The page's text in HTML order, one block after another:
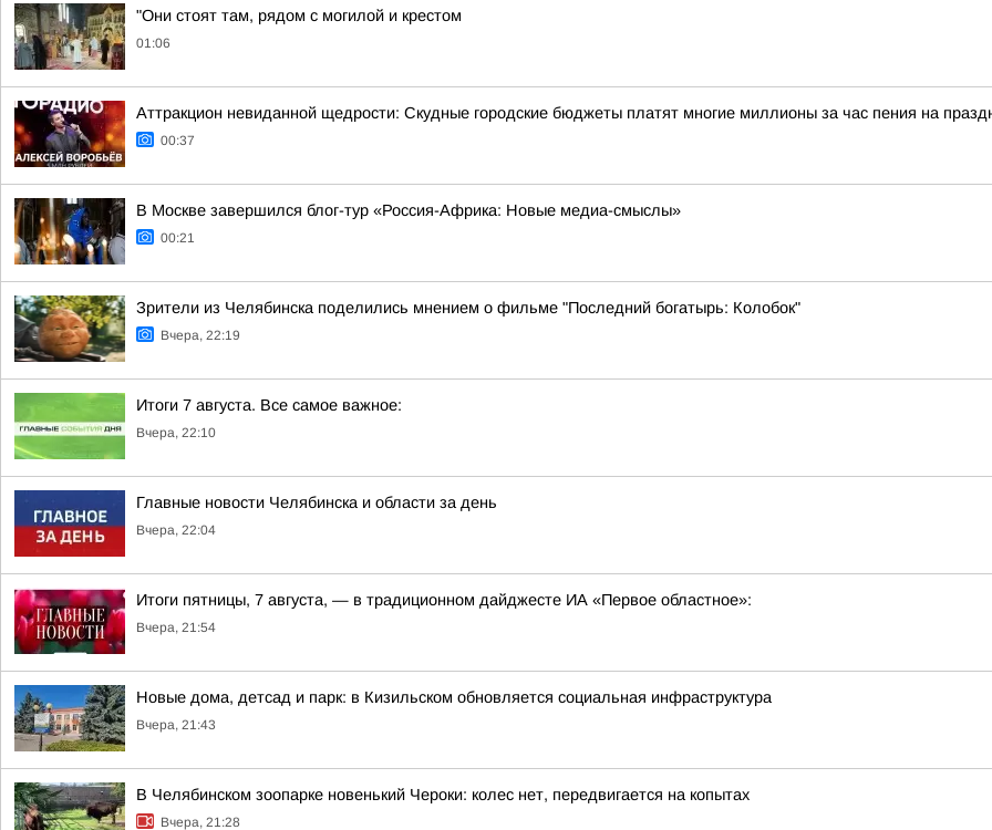
"Они стоят там, рядом с могилой и крестом
01:06
Аттракцион невиданной щедрости: Скудные городские бюджеты платят многие миллионы за час пения на
00:37
В Москве завершился блог-тур «Россия-Африка: Новые медиа-смыслы»
00:21
Зрители из Челябинска поделились мнением о фильме "Последний богатырь: Колобок"
Вчера, 22:19
Итоги 7 августа. Все самое важное:
Вчера, 22:10
Главные новости Челябинска и области за день
Вчера, 22:04
Итоги пятницы, 7 августа, — в традиционном дайджесте ИА «Первое областное»:
Вчера, 21:54
Новые дома, детсад и парк: в Кизильском обновляется социальная инфраструктура
Вчера, 21:43
В Челябинском зоопарке новенький Чероки: колес нет, передвигается на копытах
Вчера, 21:28